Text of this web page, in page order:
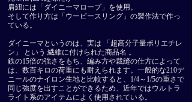
肩紐には「ダイニーマロープ」を使用。
そして作り方は「ウーピースリング」の製作法で作っ
ている。
ダイニーマというのは、実は 「超高分子量ポリエチレ
ン」 という 繊維に付けられた商品名 。
鉄の15倍の強さをもち、編み方や裁縫の仕方によって
は、数百キロの荷重にも耐えられます。一般的な210デ
ニールのナイロン生地と比較すると、1/4～1/5の重さで
同じ強度を出すことができるため、近年ではウルトラ
ライト系のアイテムによく使用されている。